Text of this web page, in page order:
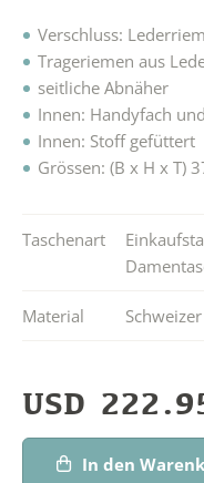
Verschluss:
Trageriemen aus
seitliche Abnäher
Innen: Handyfach
Innen: Stoff gefüttert
Grössen: (B x H x T)
Taschenart
Material
USD
In den